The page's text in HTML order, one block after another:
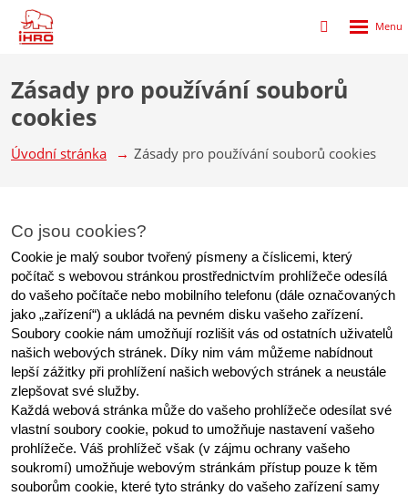
Přihlášení
zóny
Zásady pro používání souborů
cookies
Úvodní stránka Zásady pro používání souborů cookies
Co jsou cookies?
Cookie je malý soubor tvořený písmeny a číslicemi, který
počítač s webovou stránkou prostřednictvím prohlížeče odesílá
do vašeho počítače nebo mobilního telefonu (dále označovaných
jako „zařízení“) a ukládá na pevném disku vašeho zařízení.
Soubory cookie nám umožňují rozlišit vás od ostatních uživatelů
našich webových stránek. Díky nim vám můžeme nabídnout
lepší zážitky při prohlížení našich webových stránek a neustále
zlepšovat své služby.
Každá webová stránka může do vašeho prohlížeče odesílat své
vlastní soubory cookie, pokud to umožňuje nastavení vašeho
prohlížeče. Váš prohlížeč však (v zájmu ochrany vašeho
soukromí) umožňuje webovým stránkám přístup pouze k těm
souborům cookie, které tyto stránky do vašeho zařízení samy